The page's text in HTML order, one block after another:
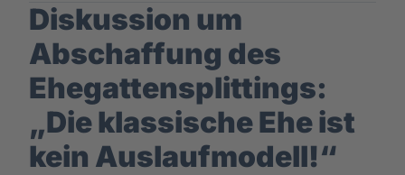
Diskussion um
Abschaffung des
Ehegattensplittings:
„Die klassische Ehe ist
kein Auslaufmodell!“